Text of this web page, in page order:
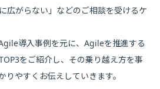
広がらない」などのご相談を受けるケ
導入事例を元に、Agileを推進する
をご紹介し、その乗り越え方を事
りやすくお伝えしていきます。